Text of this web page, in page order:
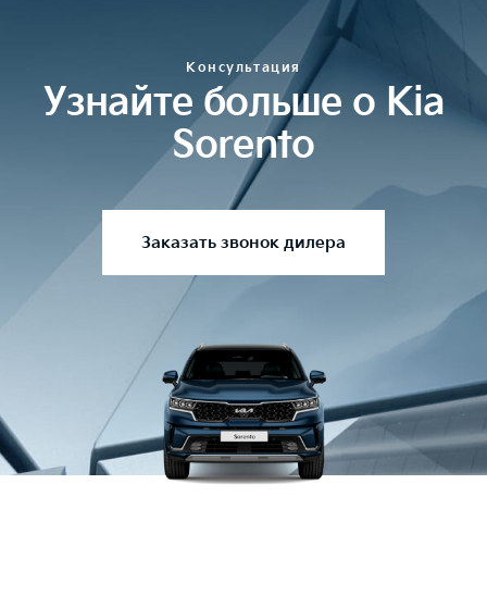
Консультация
Узнайте больше о Kia
Sorento
Заказать звонок дилера